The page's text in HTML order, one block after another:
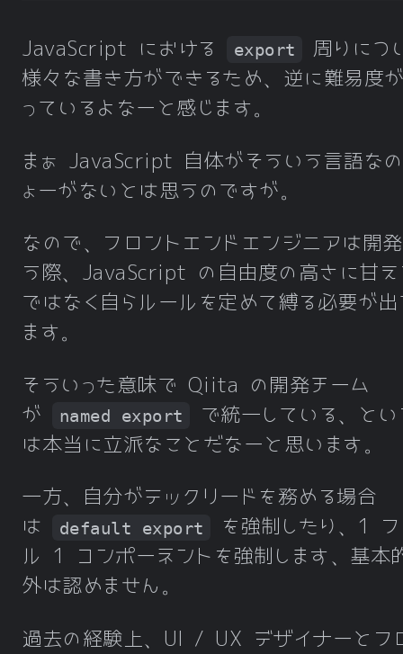
JavaScript における export
周りにつ
様々な書き方ができるため、逆に難易度
っているよなーと感じます。
まぁ JavaScript 自体がそういう言語な
ょーがないとは思うのですが。
なので、フロントエンドエンジニアは開
う際、JavaScript の自由度の高さに甘え
ではなく自らルールを定めて縛る必要が
ます。
そういった意味で Qiita の開発チーム
が
named export
で統一している、とい
は本当に立派なことだなーと思います。
一方、自分がテックリードを務める場合
は
default export
を強制したり、1 フ
ル 1 コンポーネントを強制します、基本
外は認めません。
過去の経験上、UI / UX デザイナーとフ